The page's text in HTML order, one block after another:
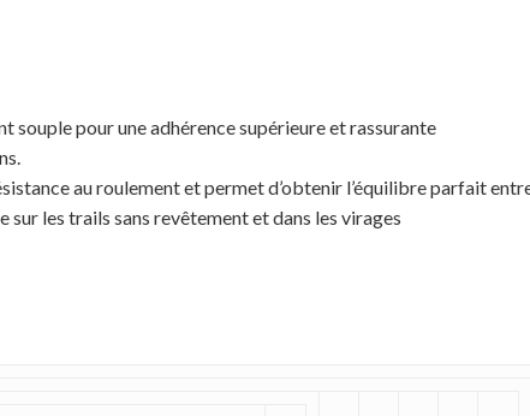
souple pour une adhérence supérieure et rassurante
au roulement et permet d’obtenir l’équilibre parfait
sur les trails sans revêtement et dans les virages